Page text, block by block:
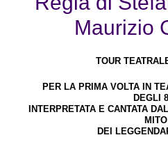
Maurizio
TOUR
PER LA PRIMA VOLTA IN
DEGLI
INTERPRETATA E CANTATA
MITO
DEI